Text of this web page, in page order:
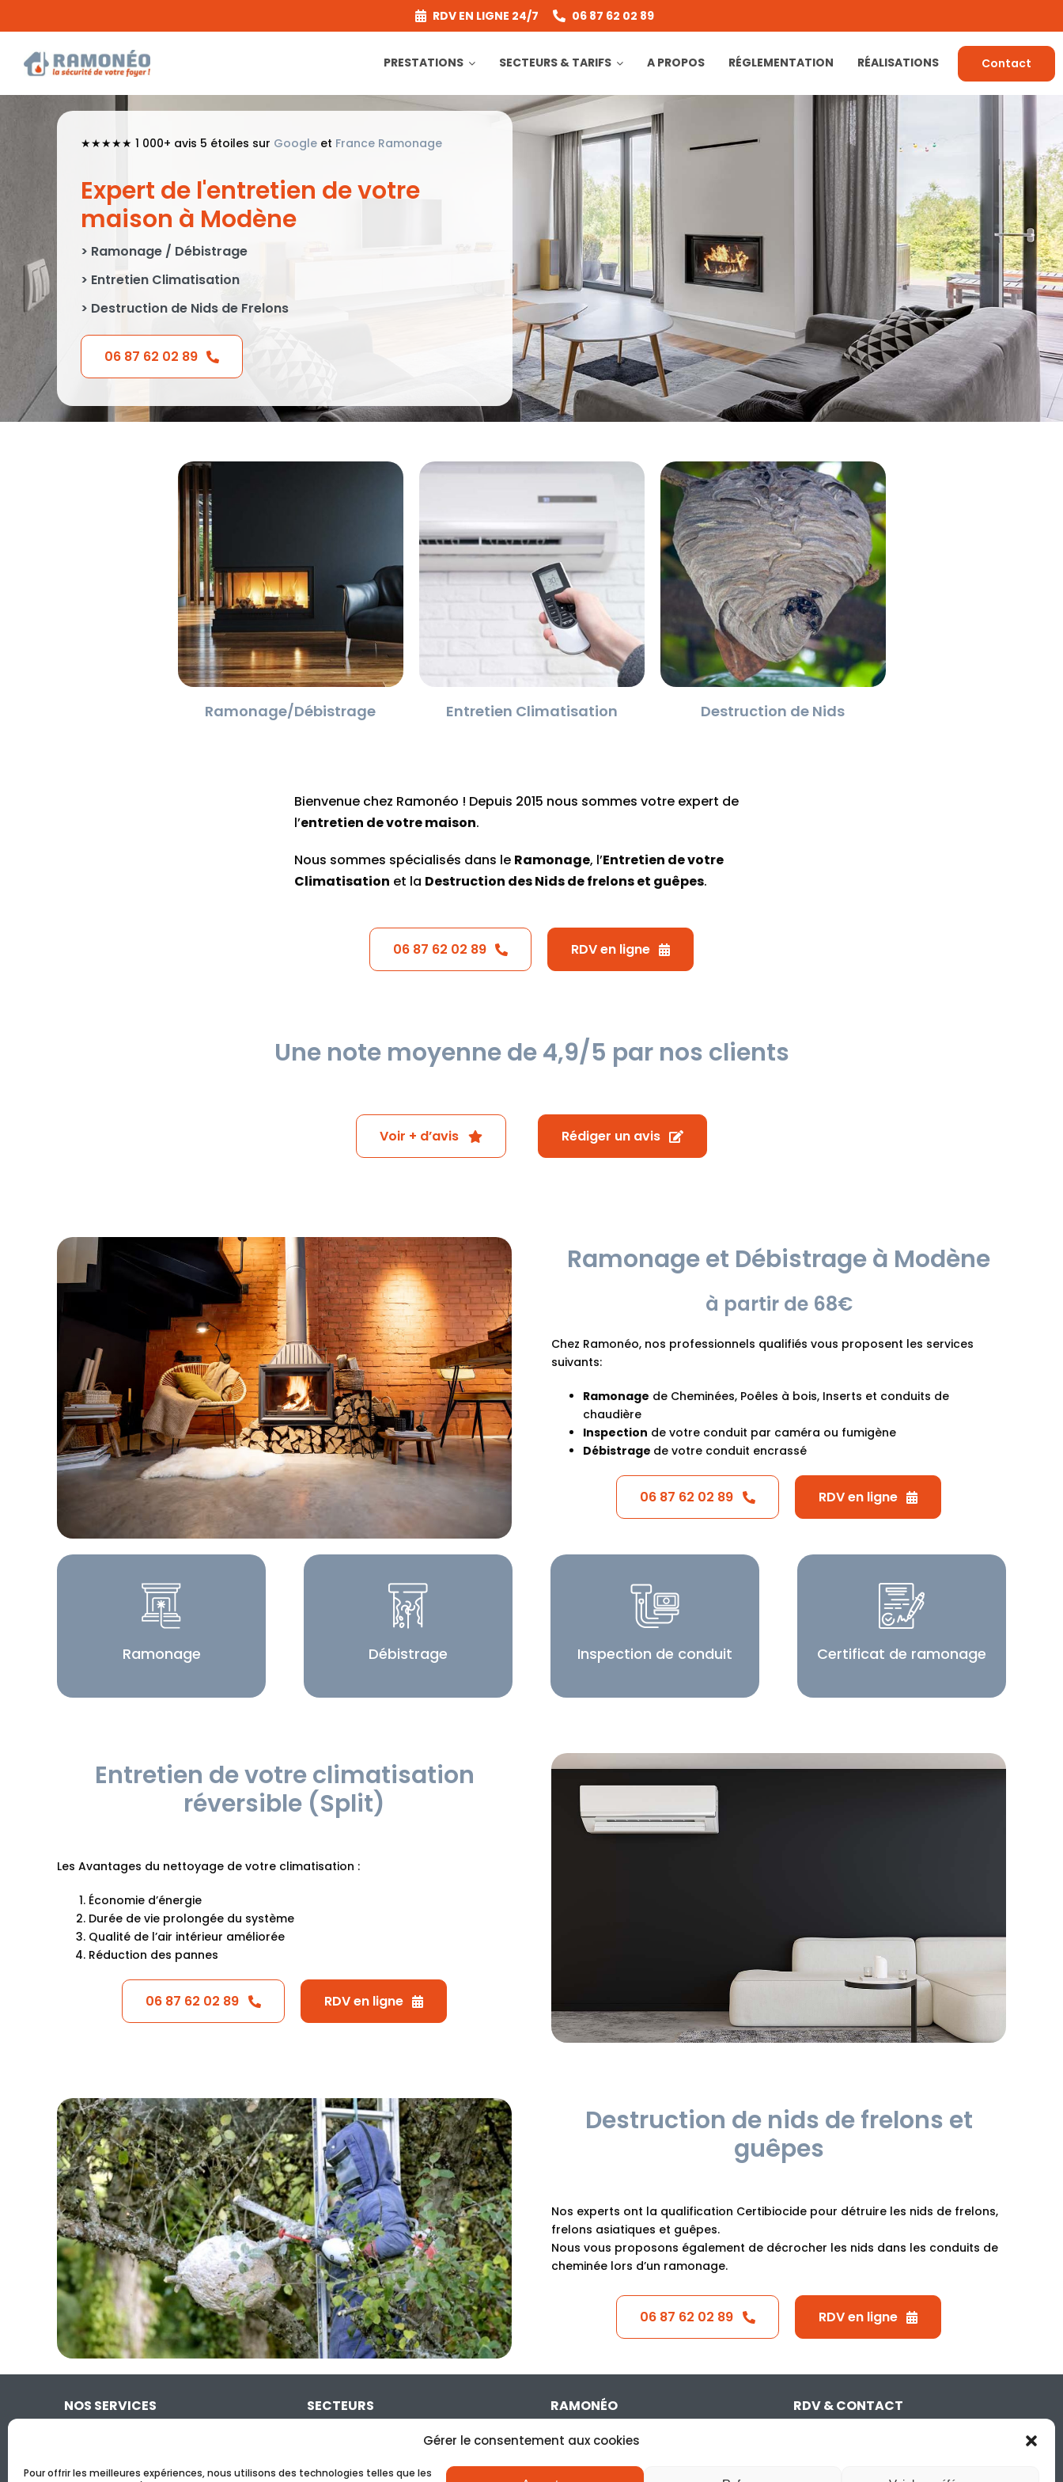
Gérer le consentement aux cookies
Pour offrir les meilleures expériences, nous utilisons des technologies telles que les
RDV EN LIGNE 24/7 06 87 62 02 89
PRESTATIONS SECTEURS & TARIFS A PROPOS RÉGLEMENTATION RÉALISATIONS Contact
★★★★★ 1 000+ avis 5 étoiles sur Googleet France Ramonage
Expert de l'entretien de votre
maison à Modène
> Ramonage / Débistrage
> Entretien Climatisation
> Destruction de Nids de Frelons
06 87 62 02 89
Ramonage/Débistrage Entretien Climatisation Destruction de Nids
Bienvenue chez Ramonéo ! Depuis 2015 nous sommes votre expert de
l’entretien de votre maison.
Nous sommes spécialisés dans le Ramonage, l’Entretien de votre
Climatisation et la Destruction des Nids de frelons et guêpes.
06 87 62 02 89 RDV en ligne
Une note moyenne de 4,9/5 par nos clients
Voir + d’avis Rédiger un avis
Ramonage et Débistrage à Modène
à partir de 68€
Chez Ramonéo, nos professionnels qualifiés vous proposent les services
suivants:
Ramonage de Cheminées, Poêles à bois, Inserts et conduits de
chaudière
Inspection de votre conduit par caméra ou fumigène
Débistrage de votre conduit encrassé
06 87 62 02 89 RDV en ligne
Ramonage Débistrage Inspection de conduit Certificat de ramonage
Entretien de votre climatisation
réversible (Split)
Les Avantages du nettoyage de votre climatisation :
Économie d’énergie
Durée de vie prolongée du système
Qualité de l’air intérieur améliorée
Réduction des pannes
06 87 62 02 89 RDV en ligne
Destruction de nids de frelons et
guêpes
Nos experts ont la qualification Certibiocide pour détruire les nids de frelons,
frelons asiatiques et guêpes.
Nous vous proposons également de décrocher les nids dans les conduits de
cheminée lors d’un ramonage.
06 87 62 02 89 RDV en ligne
NOS SERVICES
ENTRETIEN CLIMATISATION
SECTEURS
GRAND AVIGNON
RAMONÉO
NOTRE SOCIÉTÉ
RÉGLEMENTATION
RDV & CONTACT